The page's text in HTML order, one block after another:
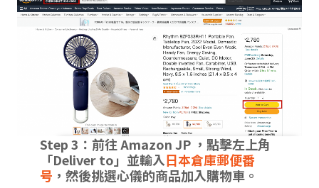
Step 3：前往 Amazon JP ，點擊左上角
「Deliver to」並輸入日本倉庫郵便番
号 ，然後挑選心儀的商品加入購物車。